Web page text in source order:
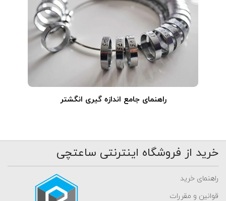
راهنمای جامع اندازه گیری انگشتر
خرید از فروشگاه اینترنتی ساعتچی
راهنمای خرید
قوانین و مقررات